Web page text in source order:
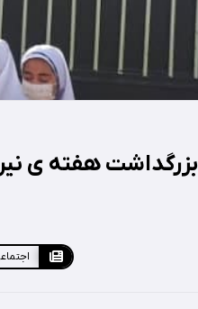
بزرگداشت هفته ی